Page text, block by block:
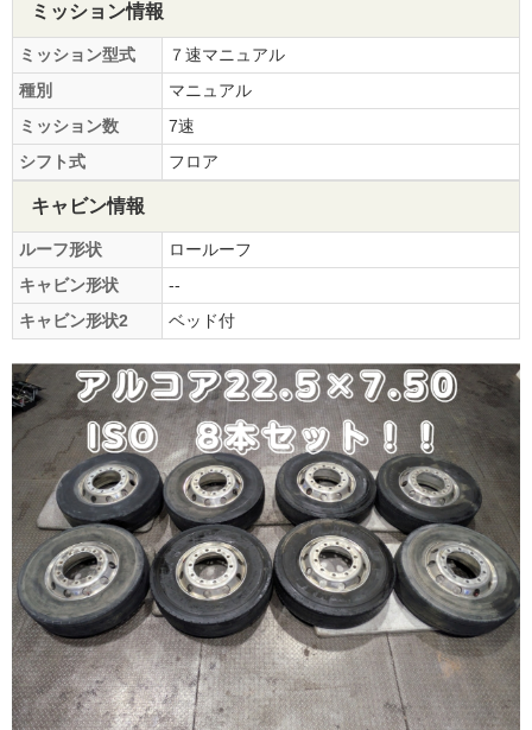
ミッション情報
ミッション型式
７速マニュアル
種別
マニュアル
ミッション数
7速
シフト式
フロア
キャビン情報
ルーフ形状
ロールーフ
キャビン形状
--
キャビン形状2
ベッド付